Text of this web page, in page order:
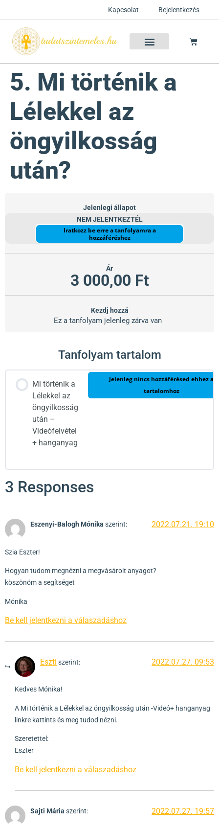
Kapcsolat Bejelentkezés
5. Mi történik a
Lélekkel az
öngyilkosság
után?
Jelenlegi állapot
NEM JELENTKEZTÉL
Iratkozz be erre a tanfolyamra a
hozzáféréshez
Ár
3 000,00 Ft
Kezdj hozzá
Ez a tanfolyam jelenleg zárva van
Tanfolyam tartalom
Mi történik a
Lélekkel az
öngyilkosság
után –
Videófelvétel
+ hanganyag
Jelenleg nincs hozzáférésed ehhez a
tartalomhoz
3 Responses
Eszenyi-Balogh Mónika szerint: 2022.07.21. 19:10
Szia Eszter!
Hogyan tudom megnézni a megvásárolt anyagot?
köszönöm a segítséget
Mónika
Be kell jelentkezni a válaszadáshoz
Eszti szerint: 2022.07.27. 09:53
Kedves Mónika!
A Mi történik a Lélekkel az öngyilkosság után -Videó+ hanganyag
linkre kattints és meg tudod nézni.
Szeretettel:
Eszter
Be kell jelentkezni a válaszadáshoz
Sajti Mária szerint: 2022.07.27. 19:57